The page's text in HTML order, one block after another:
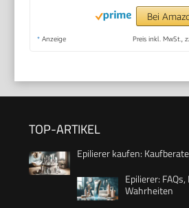
Bei
* Anzeige Preis inkl. MwSt.,
TOP-ARTIKEL
Epilierer kaufen:
Epilierer:
Wahrheiten